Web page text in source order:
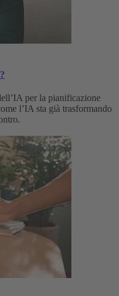
per la pianificazione
l’IA sta già trasformando